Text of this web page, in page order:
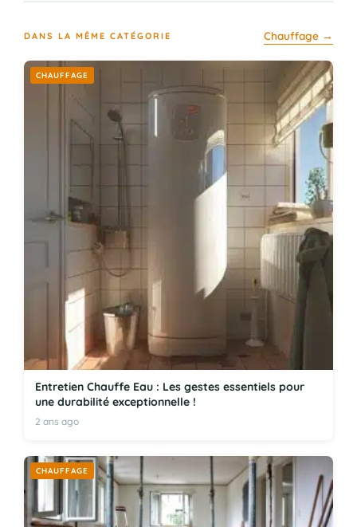
DANS LA MÊME CATÉGORIE Chauffage →
CHAUFFAGE
Entretien Chauffe Eau : Les gestes essentiels pour
une durabilité exceptionnelle !
2 ans ago
CHAUFFAGE